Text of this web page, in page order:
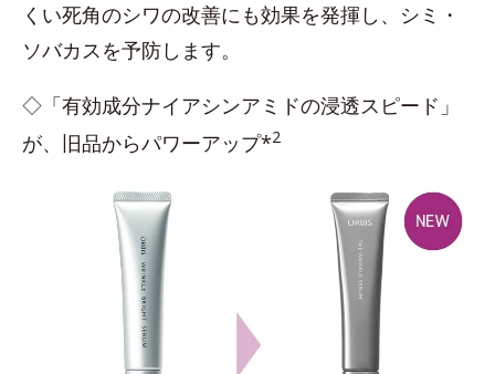
くい死角のシワの改善にも効果を発揮し、シミ・
ソバカスを予防します。
◇「有効成分ナイアシンアミドの浸透スピード」
が、旧品からパワーアップ*2